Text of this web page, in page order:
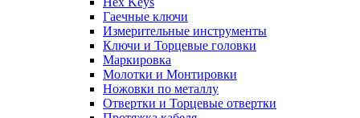
Гаечные ключи
Измерительные инструменты
Ключи и Торцевые головки
Маркировка
Молотки и Монтировки
Ножовки по металлу
Отвертки и Торцевые отвертки